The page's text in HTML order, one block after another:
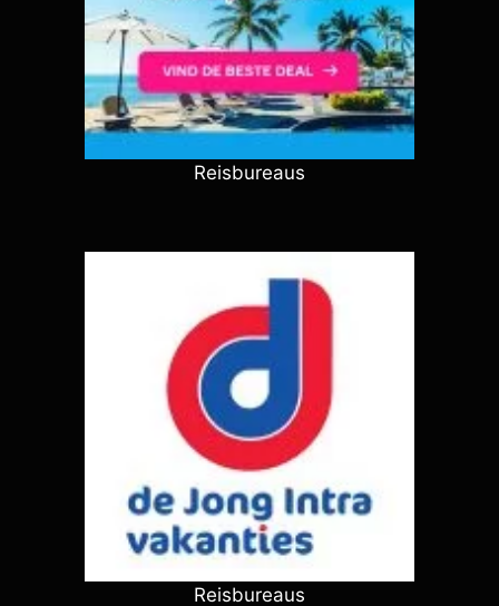
Reisbureaus
Reisbureaus